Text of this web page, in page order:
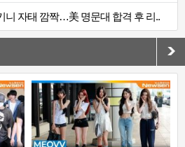
니 자태 깜짝…美 명문대 합격 후 리..